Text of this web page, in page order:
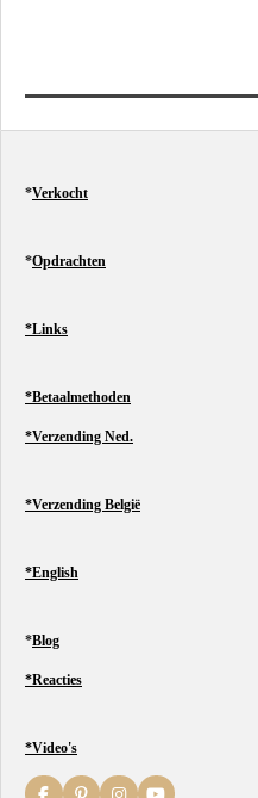
*Verkocht
*Opdrachten
*Links
*Betaalmethoden
*Verzending Ned.
*Verzending België
*English
*Blog
*Reacties
*Video's